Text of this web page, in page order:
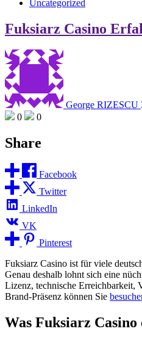
Uncategorized
Fuksiarz Casino
George RIZESCU
0
0
Share
Facebook
Twitter
LinkedIn
VK
Pinterest
Fuksiarz Casino ist für viele
Genau deshalb lohnt sich eine
Lizenz, technische Erreichbarkeit,
Brand-Präsenz können Sie
Was Fuksiarz